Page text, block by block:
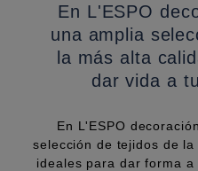
En L'ESPO
una amplia
la más alta
dar vida a
En L'ESPO
selección de tejidos de la
ideales para dar forma